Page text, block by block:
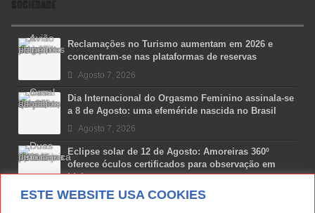
ESTE WEBSITE USA COOKIES
SOCIEDADE
Reclamações no Turismo aumentam em 2026 e
concentram-se nas plataformas de reservas
Agosto 7, 2026
Dia Internacional do Orgasmo Feminino assinala-se
a 8 de Agosto: uma efeméride nascida no Brasil
Agosto 7, 2026
Eclipse solar de 12 de Agosto: Amoreiras 360º
oferece óculos certificados para observação em
Lisboa
Agosto 7, 2026